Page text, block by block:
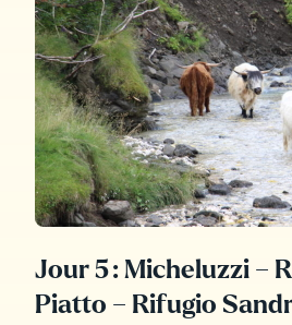
Jour 5 : Micheluzzi –
Piatto – Rifugio